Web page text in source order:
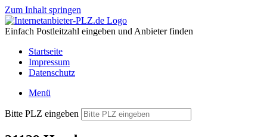
Zum Inhalt springen
Einfach Postleitzahl eingeben und Anbieter finden
Startseite
Impressum
Datenschutz
Menü
Bitte PLZ eingeben